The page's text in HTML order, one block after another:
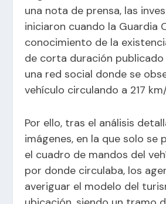
una nota de prensa, las
iniciaron cuando la Guardia
conocimiento de la
de corta duración
una red social donde se
vehículo circulando a 217
Por ello, tras el análisis
imágenes, en la que solo se
el cuadro de mandos del
por donde circulaba, los
averiguar el modelo del